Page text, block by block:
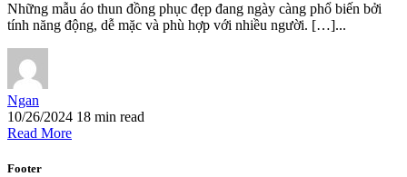
Những mẫu áo thun đồng phục đẹp đang ngày càng phổ biến bởi
tính năng động, dễ mặc và phù hợp với nhiều người. […]...
Ngan
10/26/2024 18 min read
Read More
Footer